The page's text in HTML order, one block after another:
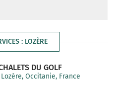
: LOZÈRE
DU GOLF
Lozère, Occitanie, France